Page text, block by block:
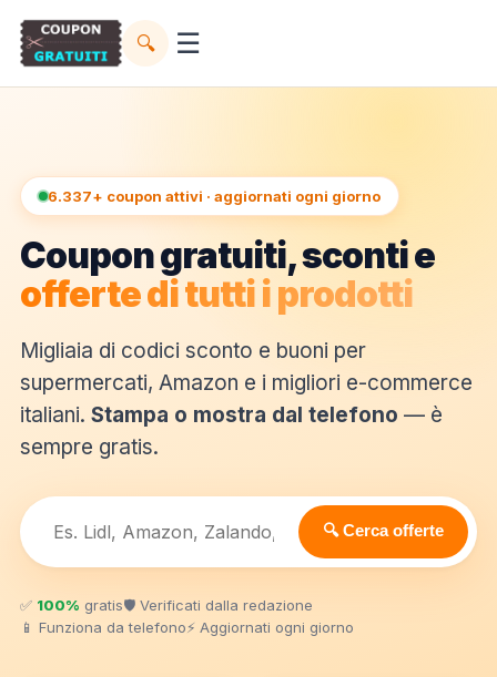
🔍 ☰
6.337+ coupon attivi · aggiornati ogni giorno
Coupon gratuiti, sconti e
offerte di tutti i prodotti
Migliaia di codici sconto e buoni per
supermercati, Amazon e i migliori e-commerce
italiani. Stampa o mostra dal telefono — è
sempre gratis.
🔍 Cerca offerte
✅ 100% gratis🛡️ Verificati dalla redazione
📱 Funziona da telefono⚡ Aggiornati ogni giorno